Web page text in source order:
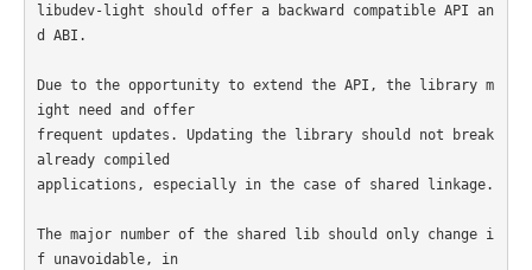
libudev-light should offer a backward compatible API an
d ABI.
Due to the opportunity to extend the API, the library m
ight need and offer
frequent updates. Updating the library should not break
already compiled
applications, especially in the case of shared linkage.
The major number of the shared lib should only change i
f unavoidable, in